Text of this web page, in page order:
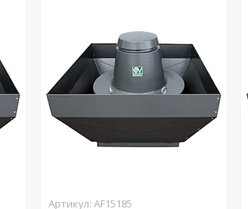
AF15185